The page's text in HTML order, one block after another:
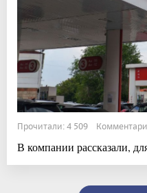
Прочитали: 4 509
В компании рассказали,